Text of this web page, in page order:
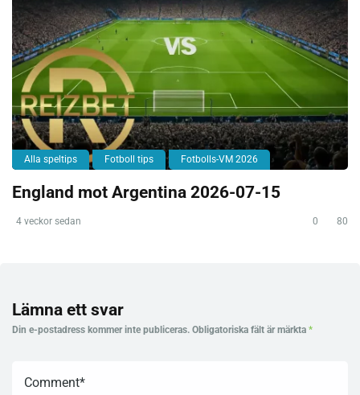
Alla speltips Fotboll tips Fotbolls-VM 2026
England mot Argentina 2026-07-15
4 veckor sedan 0 80
Lämna ett svar
Din e-postadress kommer inte publiceras. Obligatoriska fält är märkta *